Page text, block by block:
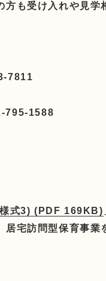
も受け入れや見学
7811
795-1588
様式3) (PDF 169KB)
宅訪問型保育事